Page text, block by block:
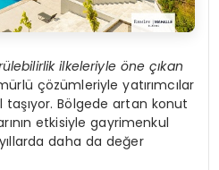
ilkeleriyle öne çıkan
çözümleriyle yatırımcılar
Bölgede artan konut
etkisiyle gayrimenkul
daha da değer